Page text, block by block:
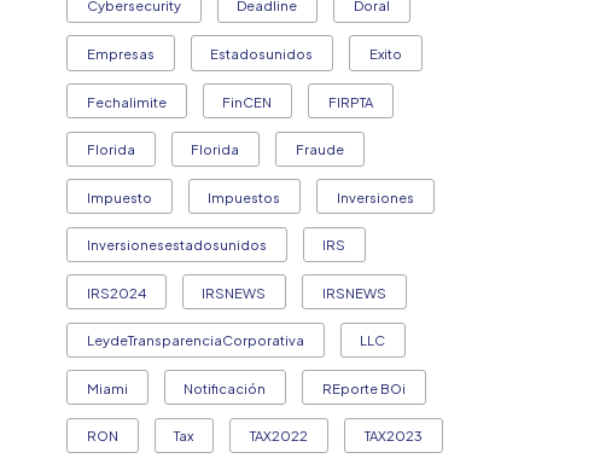
Cybersecurity Deadline Doral
Empresas Estadosunidos Exito
Fechalimite FinCEN FIRPTA
Florida Florida Fraude
Impuesto Impuestos Inversiones
Inversionesestadosunidos IRS
IRS2024 IRSNEWS IRSNEWS
LeydeTransparenciaCorporativa LLC
Miami Notificación REporte BOi
RON Tax TAX2022 TAX2023